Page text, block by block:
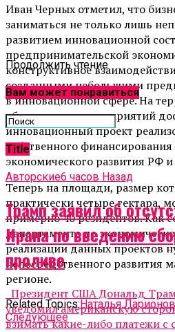
Иван Черных отметил, что
заниматься не только лишь
развитием инновационной
предпринимательской
конструктивное
созданными небольшими
в инновационной сфере. На
области таких предприятий
инновационный проект
собственного
экономического развития РФ
Теперь на площади, размер
практически четыре гектара,
примерно 40 резидентов. Как
департаменте по
реализации данных проектов
непосредственного развития
регионе.
Related Topics:Наталья
Cледующее
Продолжить чтение
Вам может понравиться
Title
Авторские6 часов Назад
Трамп заявил об
Ирана по введению
проливе
Президент США Дональд
уведомил американскую
взимать какие-либо платежи с